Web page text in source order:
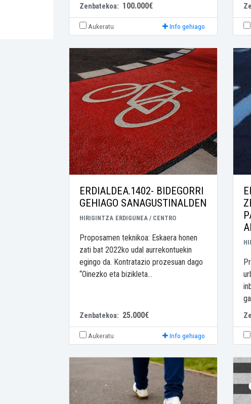
Zenbatekoa: 100.000€
Aukeratu Info gehiago
ERDIALDEA.1402- BIDEGORRI
GEHIAGO SANAGUSTINALDEN
HIRIGINTZA ERDIGUNEA / CENTRO
Proposamen teknikoa: Eskaera honen
zati bat 2022ko udal aurrekontuekin
egingo da. Kontratazio prozesuan dago
“Oinezko eta bizikleta...
Zenbatekoa: 25.000€
Aukeratu Info gehiago